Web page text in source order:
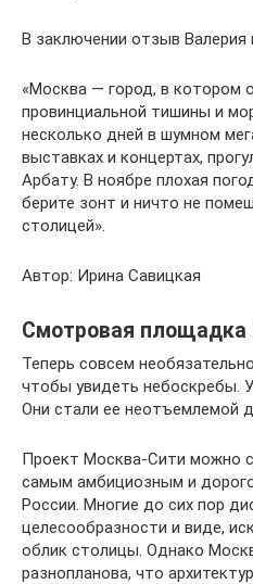
В заключении отзыв Валерия
«Москва — город, в котором
провинциальной тишины и
несколько дней в шумном
выставках и концертах,
Арбату. В ноябре плохая
берите зонт и ничто не
столицей».
Автор: Ирина Савицкая
Смотровая площадка
Теперь совсем
чтобы увидеть небоскребы.
Они стали ее неотъемлемой
Проект Москва-Сити можно
самым амбициозным и
России. Многие до сих пор
целесообразности и виде,
облик столицы. Однако
разнопланова, что